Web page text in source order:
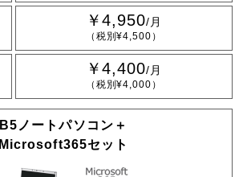
￥4,950/月
（税別¥4,500）
￥4,400/月
（税別¥4,000）
B5ノートパソコン＋
Microsoft365セット